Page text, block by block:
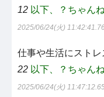
12 以下、？ちゃん
2025/06/24(火)
仕事や生活にスト
22 以下、？ちゃん
2025/06/24(火)